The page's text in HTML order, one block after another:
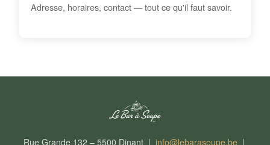
Adresse, horaires, contact — tout ce qu'il faut savoir.
Rue Grande 132 – 5500 Dinant | info@lebarasoupe.be|